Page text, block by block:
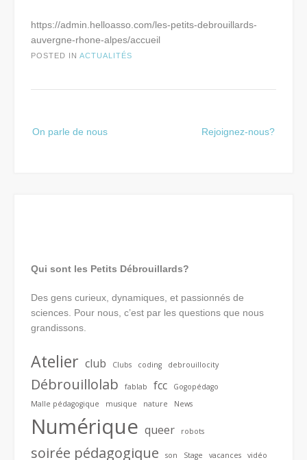
https://admin.helloasso.com/les-petits-debrouillards-
auvergne-rhone-alpes/accueil
POSTED IN ACTUALITÉS
navigation
On parle de nous Rejoignez-nous?
Qui sont les Petits Débrouillards?
Des gens curieux, dynamiques, et passionnés de
sciences. Pour nous, c’est par les questions que nous
grandissons.
Atelier club Clubs coding debrouillocity
Débrouillolab fablab fcc
Gogopédago
Malle pédagogique
musique nature News
Numérique queer robots
soirée pédagogique son Stage vacances vidéo